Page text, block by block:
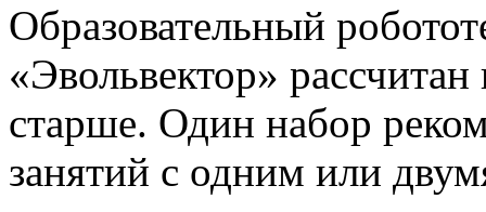
Образовательный
«Эвольвектор»
старше. Один набор
занятий с одним или